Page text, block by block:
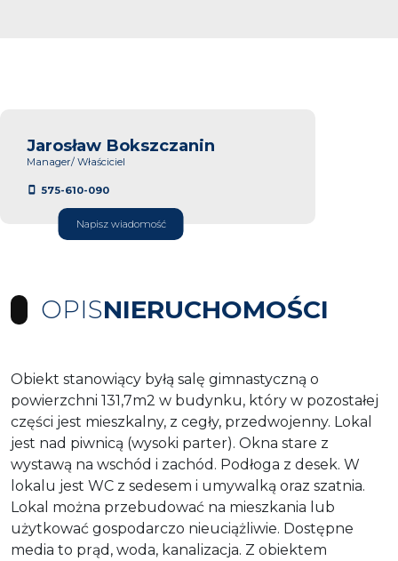
Jarosław Bokszczanin
Manager/ Właściciel
575-610-090
Napisz wiadomość
OPISNIERUCHOMOŚCI
Obiekt stanowiący byłą salę gimnastyczną o
powierzchni 131,7m2 w budynku, który w pozostałej
części jest mieszkalny, z cegły, przedwojenny. Lokal
jest nad piwnicą (wysoki parter). Okna stare z
wystawą na wschód i zachód. Podłoga z desek. W
lokalu jest WC z sedesem i umywalką oraz szatnia.
Lokal można przebudować na mieszkania lub
użytkować gospodarczo nieuciążliwie. Dostępne
media to prąd, woda, kanalizacja. Z obiektem